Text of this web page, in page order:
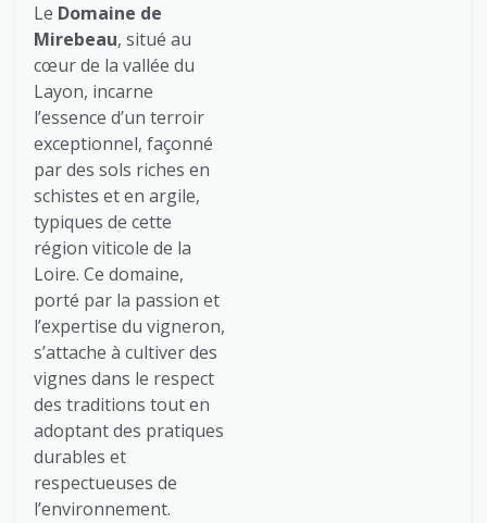
Le Domaine de
Mirebeau, situé au
cœur de la vallée du
Layon, incarne
l’essence d’un terroir
exceptionnel, façonné
par des sols riches en
schistes et en argile,
typiques de cette
région viticole de la
Loire. Ce domaine,
porté par la passion et
l’expertise du vigneron,
s’attache à cultiver des
vignes dans le respect
des traditions tout en
adoptant des pratiques
durables et
respectueuses de
l’environnement.